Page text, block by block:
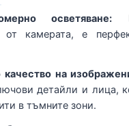
осветяване:
от камерата, е
на
детайли и лица,
в тъмните зони.